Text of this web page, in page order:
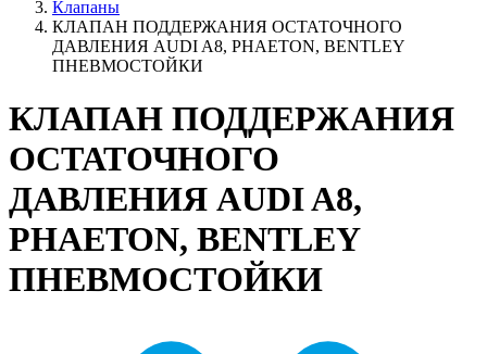
Клапаны
КЛАПАН ПОДДЕРЖАНИЯ ОСТАТОЧНОГО
ДАВЛЕНИЯ AUDI A8, PHAETON, BENTLEY
ПНЕВМОСТОЙКИ
КЛАПАН ПОДДЕРЖАНИЯ
ОСТАТОЧНОГО
ДАВЛЕНИЯ AUDI A8,
PHAETON, BENTLEY
ПНЕВМОСТОЙКИ